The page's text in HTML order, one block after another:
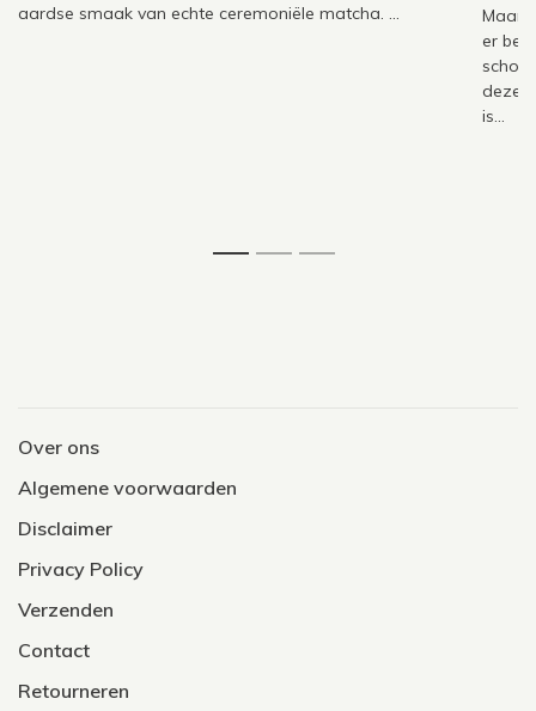
aardse smaak van echte ceremoniële matcha. ...
Maar
er
deze
is...
Over ons
Algemene voorwaarden
Disclaimer
Privacy Policy
Verzenden
Contact
Retourneren